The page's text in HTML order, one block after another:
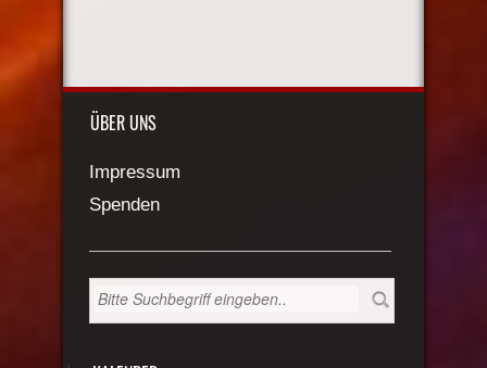
ÜBER UNS
Impressum
Spenden